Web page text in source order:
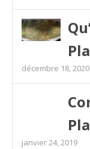
décembre 18, 2020
janvier 24, 2019